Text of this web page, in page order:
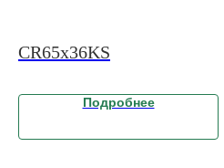
CR65x36KS
Подробнее